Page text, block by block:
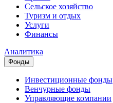
Сельское хозяйство
Туризм и отдых
Услуги
Финансы
Аналитика
Фонды
Инвестиционные фонды
Венчурные фонды
Управляющие компании